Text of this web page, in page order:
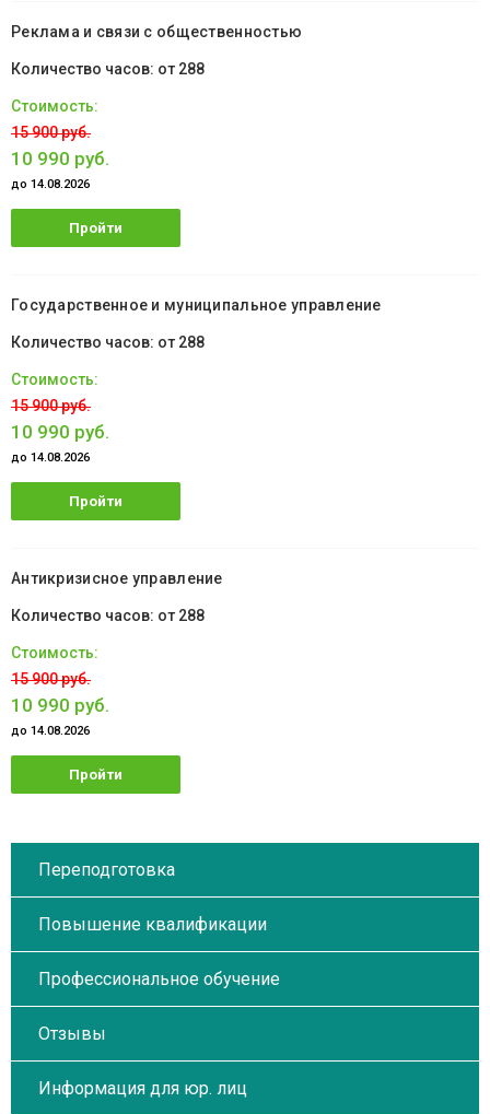
Реклама и связи с общественностью
от 288
15 900 руб.
10 990 руб.
до 14.08.2026
Пройти
Государственное и муниципальное управление
от 288
15 900 руб.
10 990 руб.
до 14.08.2026
Пройти
Антикризисное управление
от 288
15 900 руб.
10 990 руб.
до 14.08.2026
Пройти
Переподготовка
Повышение квалификации
Профессиональное обучение
Отзывы
Информация для юр. лиц